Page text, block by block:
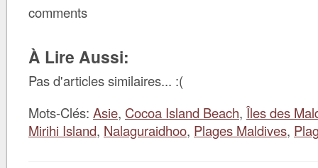
comments
À Lire Aussi:
Pas d'articles similaires... :(
Mots-Clés: Asie, Cocoa Island Beach, Îles des
Mirihi Island, Nalaguraidhoo, Plages Maldives,